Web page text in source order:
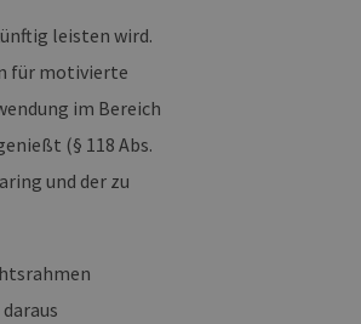
leisten wird.
für motivierte
im Bereich
(§ 118 Abs.
und der zu